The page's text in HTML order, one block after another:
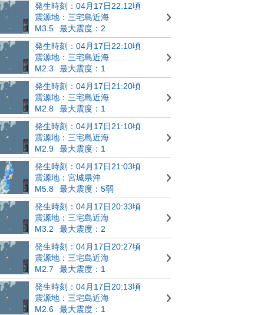
発生時刻：04月17日22:12頃
震源地：三宅島近海
M3.5
最大震度：2
発生時刻：04月17日22:10頃
震源地：三宅島近海
M2.3
最大震度：1
発生時刻：04月17日21:20頃
震源地：三宅島近海
M2.8
最大震度：1
発生時刻：04月17日21:10頃
震源地：三宅島近海
M2.9
最大震度：1
発生時刻：04月17日21:03頃
震源地：宮城県沖
M5.8
最大震度：5弱
発生時刻：04月17日20:33頃
震源地：三宅島近海
M3.2
最大震度：2
発生時刻：04月17日20:27頃
震源地：三宅島近海
M2.7
最大震度：1
発生時刻：04月17日20:13頃
震源地：三宅島近海
M2.6
最大震度：1